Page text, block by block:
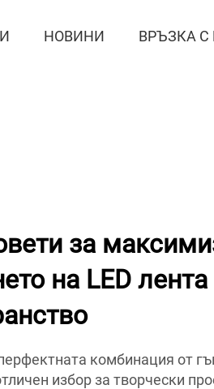
НОВИНИ ВРЪЗКА С
за
на LED
комбинация от
избор за творчески